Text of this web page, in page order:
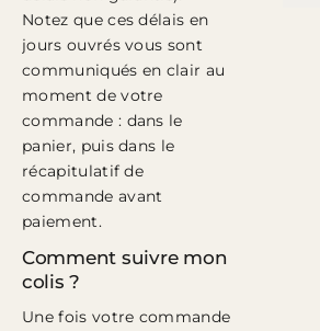
Notez que ces délais en
jours ouvrés vous sont
communiqués en clair au
moment de votre
commande : dans le
panier, puis dans le
récapitulatif de
commande avant
paiement.
Comment suivre mon
colis ?
Une fois votre commande